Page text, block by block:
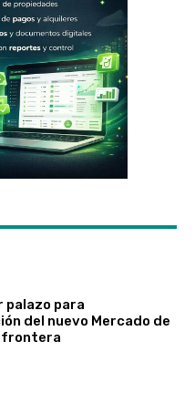
palazo para
del nuevo Mercado de
frontera